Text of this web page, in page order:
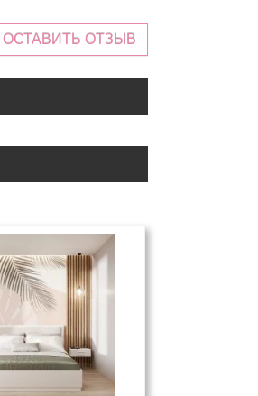
ОСТАВИТЬ ОТЗЫВ